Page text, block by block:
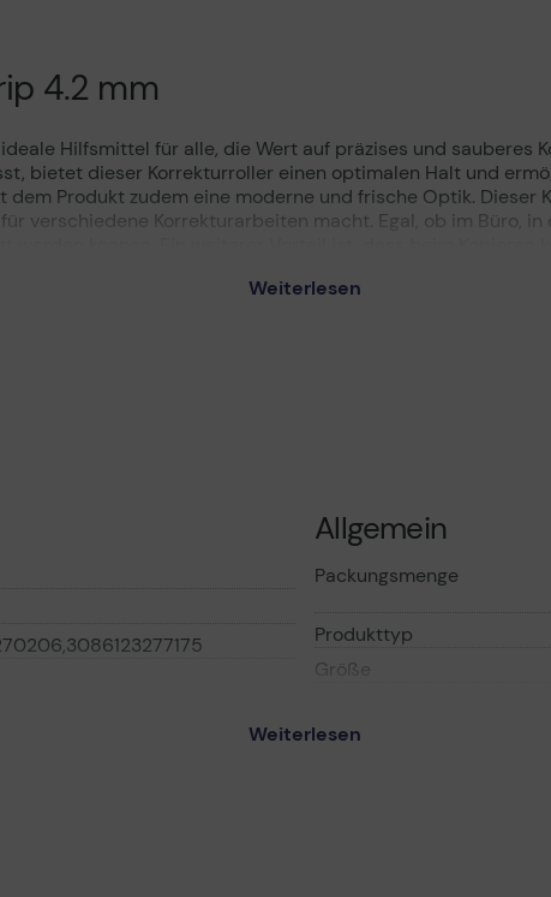
4.2 mm
Hilfsmittel für alle, die Wert auf präzises und sauberes
bietet dieser Korrekturroller einen optimalen Halt und
Produkt zudem eine moderne und frische Optik. Dieser
verschiedene Korrekturarbeiten macht. Egal, ob im Büro,
Korrekturroller SOFTGrip ist nicht nur funktional, sondern
Weiterlesen
Allgemein
Packungsmenge
Produkttyp
Größe
Merkmale
Weiterlesen